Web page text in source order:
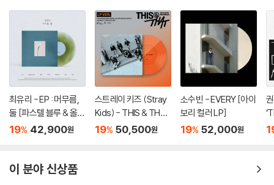
최유리 - EP : 머무름,
둘 [파스텔 블루 & 올리
브 그린 컬러 10인치 Vi
19% 42,900원
스트레이 키즈 (Stray
Kids) - THIS & THAT
[LP VER.]
19% 50,500원
소수빈 - EVERY [아이
보리 컬러 LP]
19% 52,000원
이 분야 신상품